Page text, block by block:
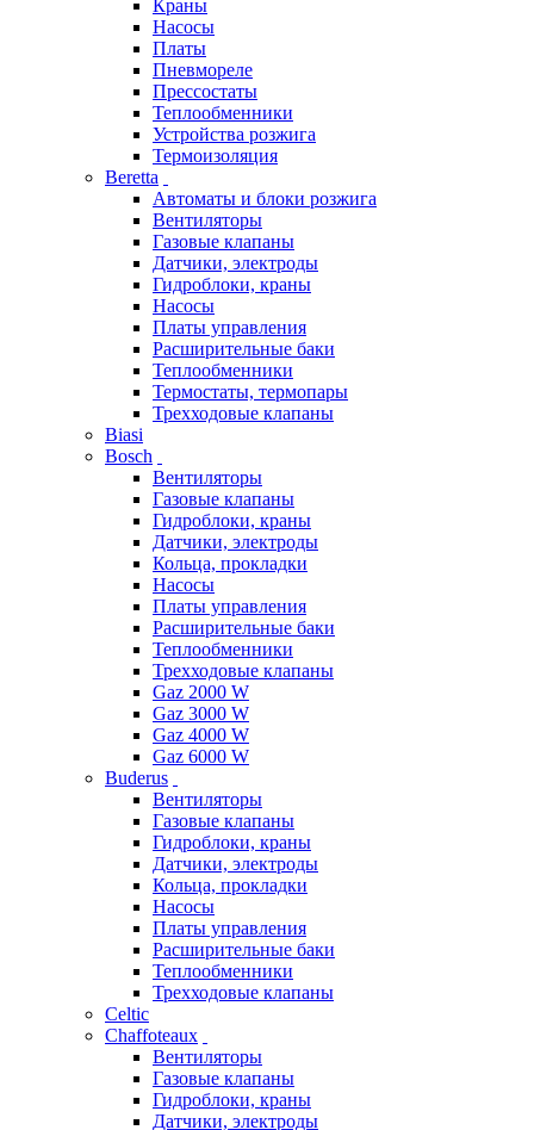
Краны
Насосы
Платы
Пневмореле
Прессостаты
Теплообменники
Устройства розжига
Термоизоляция
Beretta
Автоматы и блоки розжига
Вентиляторы
Газовые клапаны
Датчики, электроды
Гидроблоки, краны
Насосы
Платы управления
Расширительные баки
Теплообменники
Термостаты, термопары
Трехходовые клапаны
Biasi
Bosch
Вентиляторы
Газовые клапаны
Гидроблоки, краны
Датчики, электроды
Кольца, прокладки
Насосы
Платы управления
Расширительные баки
Теплообменники
Трехходовые клапаны
Gaz 2000 W
Gaz 3000 W
Gaz 4000 W
Gaz 6000 W
Buderus
Вентиляторы
Газовые клапаны
Гидроблоки, краны
Датчики, электроды
Кольца, прокладки
Насосы
Платы управления
Расширительные баки
Теплообменники
Трехходовые клапаны
Celtic
Chaffoteaux
Вентиляторы
Газовые клапаны
Гидроблоки, краны
Датчики, электроды